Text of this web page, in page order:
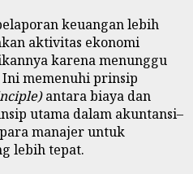
keuangan lebih
aktivitas ekonomi
karena menunggu
memenuhi prinsip
antara biaya dan
utama dalam akuntansi–
manajer untuk
lebih tepat.